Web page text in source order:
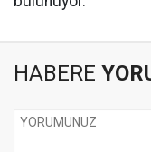
HABERE